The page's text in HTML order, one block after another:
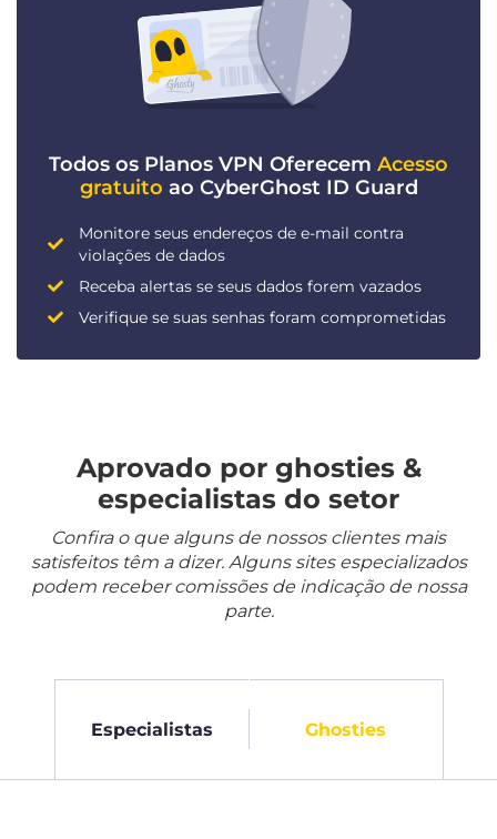
Todos os Planos VPN Oferecem Acesso
gratuito ao CyberGhost ID Guard
Monitore seus endereços de e-mail contra
violações de dados
Receba alertas se seus dados forem vazados
Verifique se suas senhas foram comprometidas
Aprovado por ghosties &
especialistas do setor
Confira o que alguns de nossos clientes mais
satisfeitos têm a dizer. Alguns sites especializados
podem receber comissões de indicação de nossa
parte.
Especialistas Ghosties